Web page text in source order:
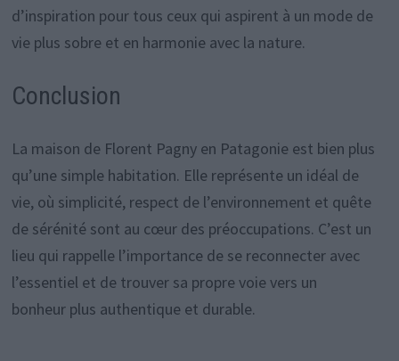
d’inspiration pour tous ceux qui aspirent à un mode de
vie plus sobre et en harmonie avec la nature.
Conclusion
La maison de Florent Pagny en Patagonie est bien plus
qu’une simple habitation. Elle représente un idéal de
vie, où simplicité, respect de l’environnement et quête
de sérénité sont au cœur des préoccupations. C’est un
lieu qui rappelle l’importance de se reconnecter avec
l’essentiel et de trouver sa propre voie vers un
bonheur plus authentique et durable.